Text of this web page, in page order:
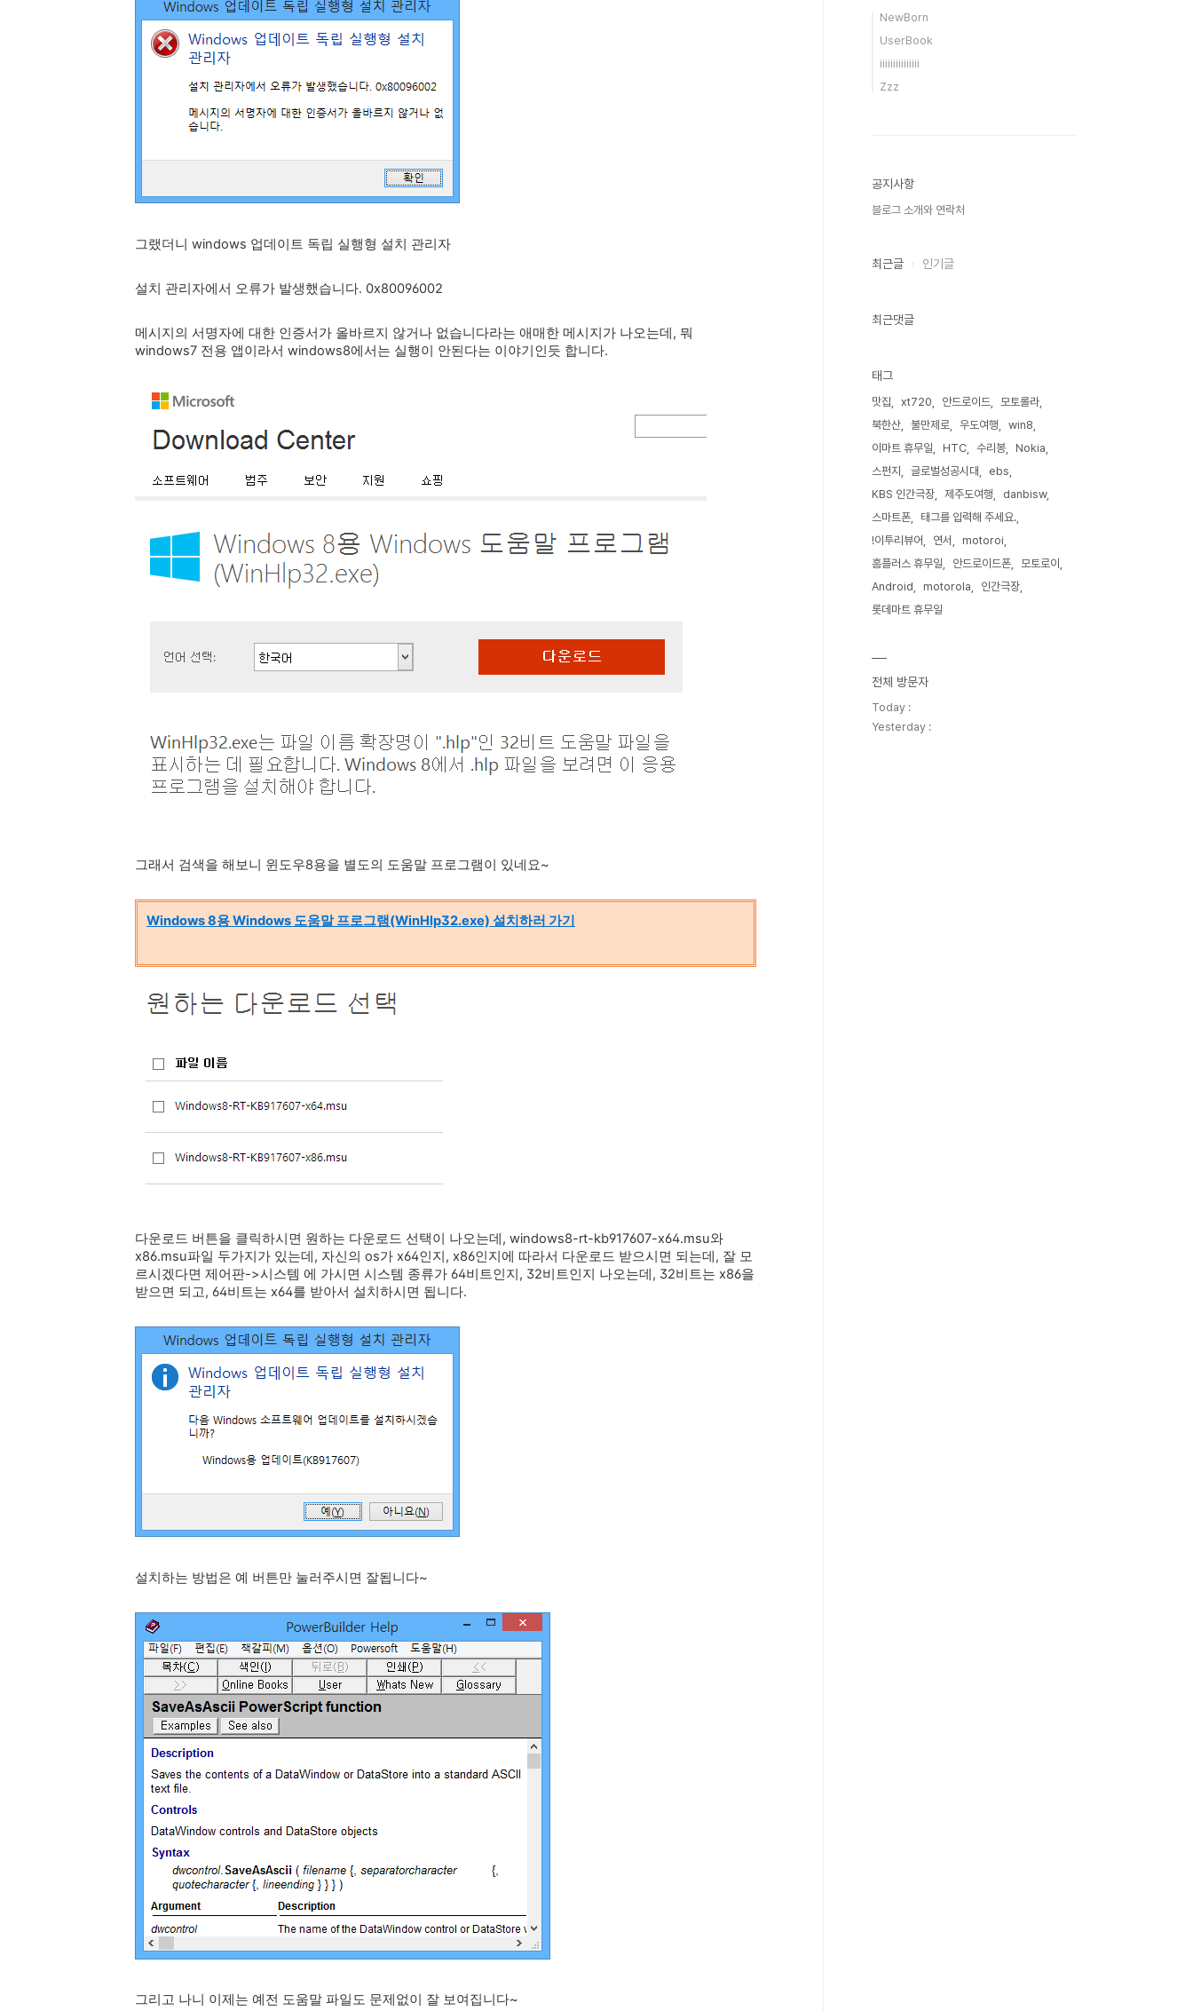
그랬더니 windows 업데이트 독립 실행형 설치 관리자
설치 관리자에서 오류가 발생했습니다. 0x80096002
메시지의 서명자에 대한 인증서가 올바르지 않거나 없습니다라는 애매한 메시지가 나오는데, 뭐
windows7 전용 앱이라서 windows8에서는 실행이 안된다는 이야기인듯 합니다.
그래서 검색을 해보니 윈도우8용을 별도의 도움말 프로그램이 있네요~
Windows 8용 Windows 도움말 프로그램(WinHlp32.exe) 설치하러 가기
다운로드 버튼을 클릭하시면 원하는 다운로드 선택이 나오는데, windows8-rt-kb917607-x64.msu와
x86.msu파일 두가지가 있는데, 자신의 os가 x64인지, x86인지에 따라서 다운로드 받으시면 되는데, 잘 모
르시겠다면 제어판->시스템 에 가시면 시스템 종류가 64비트인지, 32비트인지 나오는데, 32비트는 x86을
받으면 되고, 64비트는 x64를 받아서 설치하시면 됩니다.
설치하는 방법은 예 버튼만 눌러주시면 잘됩니다~
그리고 나니 이제는 예전 도움말 파일도 문제없이 잘 보여집니다~
NewBorn
UserBook
iiiiiiiiiiiiiii
Zzz
공지사항
블로그 소개와 연락처
최근글 인기글
최근댓글
태그
맛집 xt720 안드로이드
모토롤라
북한산
불만제로 우도여행
win8
이마트 휴무일
HTC 수리봉
Nokia
스펀지
글로벌성공시대
ebs
KBS 인간극장
제주도여행
danbisw
스마트폰
태그를 입력해 주세요.
!이투리뷰어
연서
motoroi
홈플러스 휴무일
안드로이드폰
모토로이
Android
motorola
인간극장
롯데마트 휴무일
전체 방문자
Today :
Yesterday :